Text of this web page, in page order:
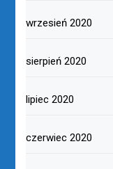
wrzesień 2020
sierpień 2020
lipiec 2020
czerwiec 2020